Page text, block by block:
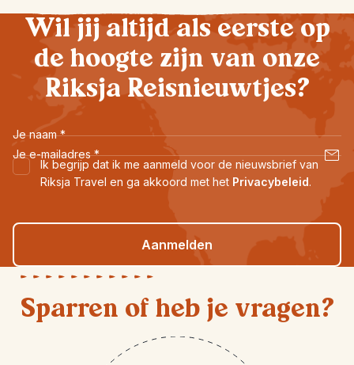
Wil jij altijd als eerste op
de hoogte zijn van onze
Riksja Reisnieuwtjes?
Je naam *
Je e-mailadres *
Ik begrijp dat ik me aanmeld voor de nieuwsbrief van
Riksja Travel en ga akkoord met het Privacybeleid.
Aanmelden
Sparren of heb je vragen?